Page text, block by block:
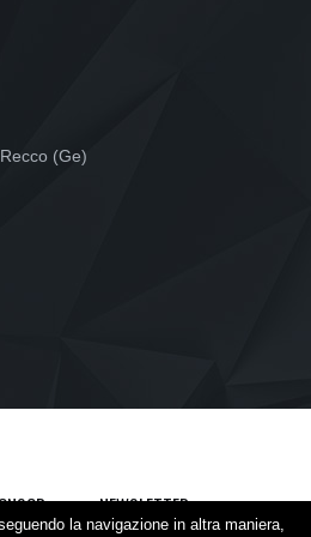
(Ge)
NEWSLETTER
la navigazione in altra maniera,